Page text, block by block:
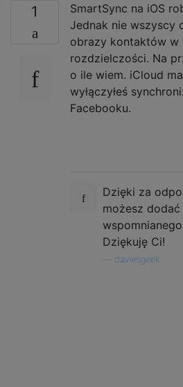
1
SmartSync na iOS
Jednak nie wszyscy
obrazy kontaktów w
rozdzielczości. Na
o ile wiem. iCloud
wyłączyłeś
Facebooku.
Dzięki za
możesz
Dziękuję Ci!
daviesgeek